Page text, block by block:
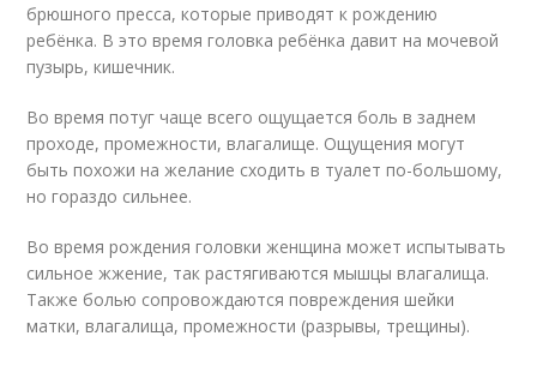
брюшного пресса, которые приводят к рождению
ребёнка. В это время головка ребёнка давит на мочевой
пузырь, кишечник.
Во время потуг чаще всего ощущается боль в заднем
проходе, промежности, влагалище. Ощущения могут
быть похожи на желание сходить в туалет по-большому,
но гораздо сильнее.
Во время рождения головки женщина может испытывать
сильное жжение, так растягиваются мышцы влагалища.
Также болью сопровождаются повреждения шейки
матки, влагалища, промежности (разрывы, трещины).